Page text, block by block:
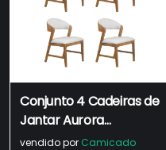
Conjunto 4 Cadeiras de
Jantar Aurora
Amêndoa e Linho Off
vendido por Camicado